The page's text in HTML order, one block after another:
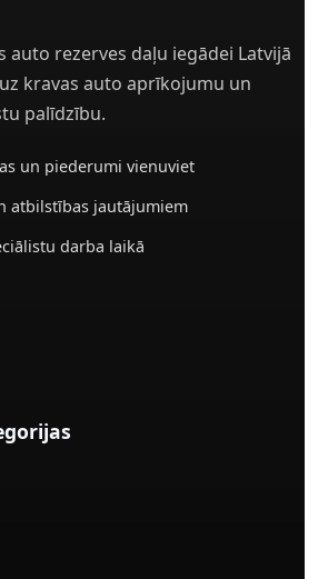
auto rezerves daļu iegādei Latvijā
kravas auto aprīkojumu un
palīdzību.
un piederumi vienuviet
atbilstības jautājumiem
darba laikā